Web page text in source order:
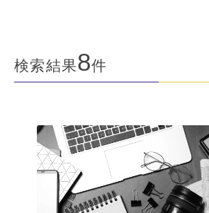
検索結果8件